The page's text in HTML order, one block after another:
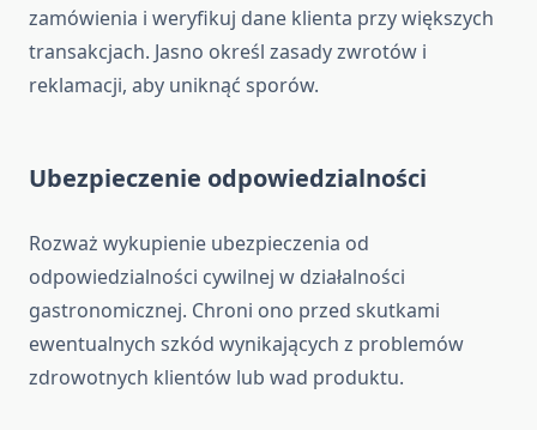
zamówienia i weryfikuj dane klienta przy większych
transakcjach. Jasno określ zasady zwrotów i
reklamacji, aby uniknąć sporów.
Ubezpieczenie odpowiedzialności
Rozważ wykupienie ubezpieczenia od
odpowiedzialności cywilnej w działalności
gastronomicznej. Chroni ono przed skutkami
ewentualnych szkód wynikających z problemów
zdrowotnych klientów lub wad produktu.